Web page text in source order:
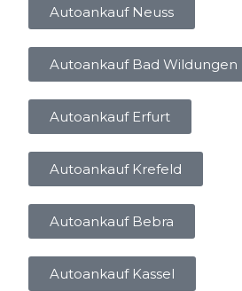
Autoankauf Neuss
Autoankauf Bad Wildungen
Autoankauf Erfurt
Autoankauf Krefeld
Autoankauf Bebra
Autoankauf Kassel